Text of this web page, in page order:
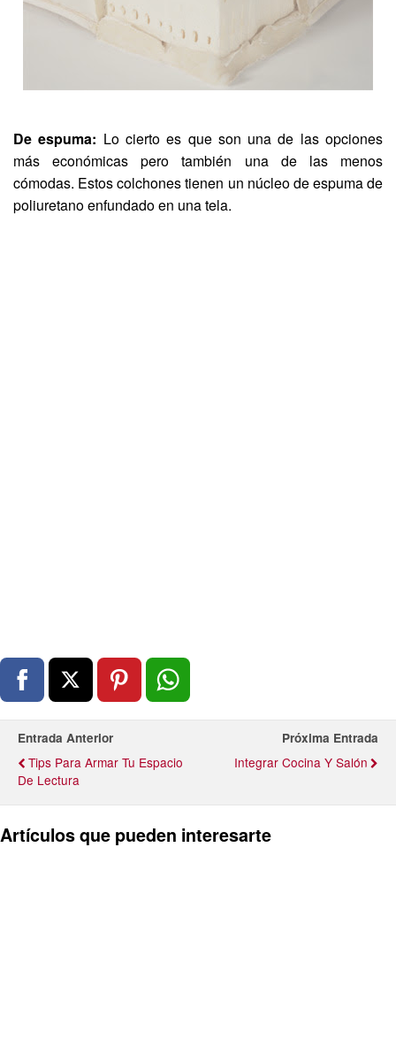
De espuma: Lo cierto es que son una de las opciones
más económicas pero también una de las menos
cómodas. Estos colchones tienen un núcleo de espuma de
poliuretano enfundado en una tela.
Entrada Anterior
Tips Para Armar Tu Espacio
De Lectura
Próxima Entrada
Integrar Cocina Y Salón
Artículos que pueden interesarte